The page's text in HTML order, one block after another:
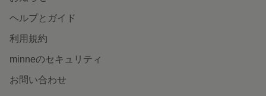
ヘルプとガイド
利用規約
minneのセキュリティ
お問い合わせ